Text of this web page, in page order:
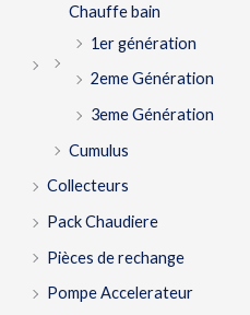
Chauffe bain
1er génération
2eme Génération
3eme Génération
Cumulus
Collecteurs
Pack Chaudiere
Pièces de rechange
Pompe Accelerateur